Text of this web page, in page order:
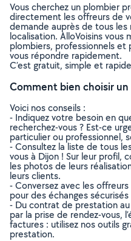
Vous cherchez un plombier
directement les offreurs de
demande auprès de tous
localisation. AlloVoisins
plombiers, professionnels et
vous répondre rapidement.
C’est gratuit, simple et
Comment bien choisir
Voici nos conseils :
- Indiquez votre besoin en
recherchez-vous ? Est-ce
particulier ou professionnel,
- Consultez la liste de tous
vous à Dijon ! Sur leur profil,
les photos de leurs
leurs clients.
- Conversez avec les
pour des échanges
- Du contrat de prestation
par la prise de rendez-vous,
factures : utilisez nos outils
prestation.